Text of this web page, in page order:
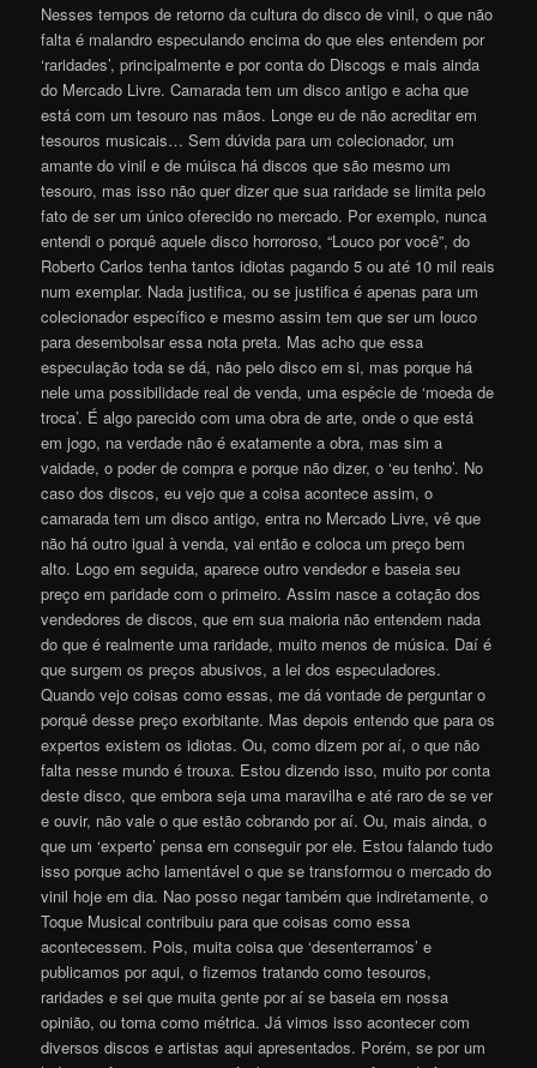
Nesses tempos de retorno da cultura do disco de vinil, o que não
falta é malandro especulando encima do que eles entendem por
‘raridades’, principalmente e por conta do Discogs e mais ainda
do Mercado Livre. Camarada tem um disco antigo e acha que
está com um tesouro nas mãos. Longe eu de não acreditar em
tesouros musicais… Sem dúvida para um colecionador, um
amante do vinil e de múisca há discos que são mesmo um
tesouro, mas isso não quer dizer que sua raridade se limita pelo
fato de ser um único oferecido no mercado. Por exemplo, nunca
entendi o porquê aquele disco horroroso, “Louco por você”, do
Roberto Carlos tenha tantos idiotas pagando 5 ou até 10 mil reais
num exemplar. Nada justifica, ou se justifica é apenas para um
colecionador específico e mesmo assim tem que ser um louco
para desembolsar essa nota preta. Mas acho que essa
especulação toda se dá, não pelo disco em si, mas porque há
nele uma possibilidade real de venda, uma espécie de ‘moeda de
troca’. É algo parecido com uma obra de arte, onde o que está
em jogo, na verdade não é exatamente a obra, mas sim a
vaidade, o poder de compra e porque não dizer, o ‘eu tenho’. No
caso dos discos, eu vejo que a coisa acontece assim, o
camarada tem um disco antigo, entra no Mercado Livre, vê que
não há outro igual à venda, vai então e coloca um preço bem
alto. Logo em seguida, aparece outro vendedor e baseia seu
preço em paridade com o primeiro. Assim nasce a cotação dos
vendedores de discos, que em sua maioria não entendem nada
do que é realmente uma raridade, muito menos de música. Daí é
que surgem os preços abusivos, a lei dos especuladores.
Quando vejo coisas como essas, me dá vontade de perguntar o
porquê desse preço exorbitante. Mas depois entendo que para os
expertos existem os idiotas. Ou, como dizem por aí, o que não
falta nesse mundo é trouxa. Estou dizendo isso, muito por conta
deste disco, que embora seja uma maravilha e até raro de se ver
e ouvir, não vale o que estão cobrando por aí. Ou, mais ainda, o
que um ‘experto’ pensa em conseguir por ele. Estou falando tudo
isso porque acho lamentável o que se transformou o mercado do
vinil hoje em dia. Nao posso negar também que indiretamente, o
Toque Musical contribuiu para que coisas como essa
acontecessem. Pois, muita coisa que ‘desenterramos’ e
publicamos por aqui, o fizemos tratando como tesouros,
raridades e sei que muita gente por aí se baseia em nossa
opinião, ou toma como métrica. Já vimos isso acontecer com
diversos discos e artistas aqui apresentados. Porém, se por um